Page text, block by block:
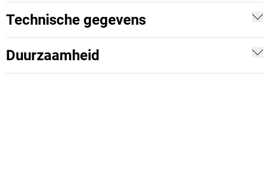
Technische gegevens
Duurzaamheid